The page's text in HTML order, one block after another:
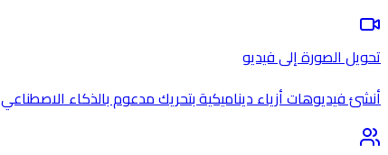
تحويل الصورة إلى فيديو
أنشئ فيديوهات أزياء ديناميكية بتحريك مدعوم بالذكاء الاصطناعي